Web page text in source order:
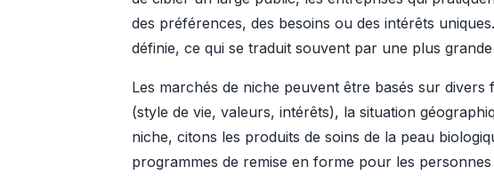
des préférences, des besoins ou des intérêts
définie, ce qui se traduit souvent par une plus
Les marchés de niche peuvent être basés sur
(style de vie, valeurs, intérêts), la situation
niche, citons les produits de soins de la peau
programmes de remise en forme pour les personnes